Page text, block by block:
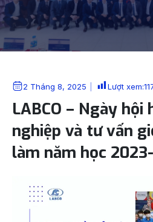
2 Tháng 8, 2025 Lượt xem:
LABCO – Ngày hội
nghiệp và tư vấn
làm năm học